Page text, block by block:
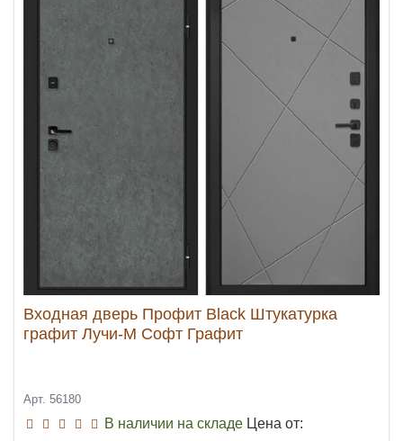
Входная дверь Профит Black Штукатурка
графит Лучи-М Софт Графит
Арт. 56180
В наличии на складе Цена от: